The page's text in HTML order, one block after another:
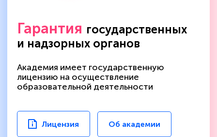
Гарантия государственных
и надзорных органов
Академия имеет государственную
лицензию на осуществление
образовательной деятельности
Лицензия Об академии